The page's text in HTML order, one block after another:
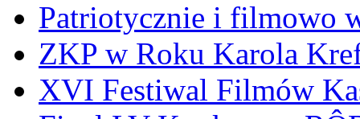
Patriotycznie i filmowo
ZKP w Roku Karola
XVI Festiwal Filmów